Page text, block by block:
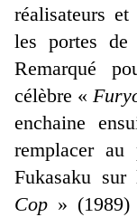
réalisateurs
les portes de
Remarqué
célèbre «
enchaine
remplacer
Fukasaku
Cop » (1989)